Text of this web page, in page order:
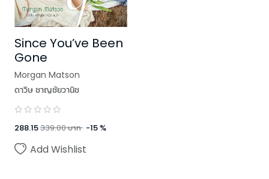
Since You’ve Been
Gone
Morgan Matson
ดาวิษ ชาญชัยวานิช
288.15339.00บาท -15 %
Add Wishlist